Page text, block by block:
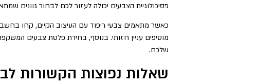
פסיכולוגיית הצבעים יכולה לעזור לכם לבחור גוונים
כאשר מתאמים צבעי ריפוד עם העיצוב הקיים, קחו
מוסיפים עניין חזותי. בנוסף, בחירת פלטת צבעים
שלכם.
שאלות נפוצות הקשורות